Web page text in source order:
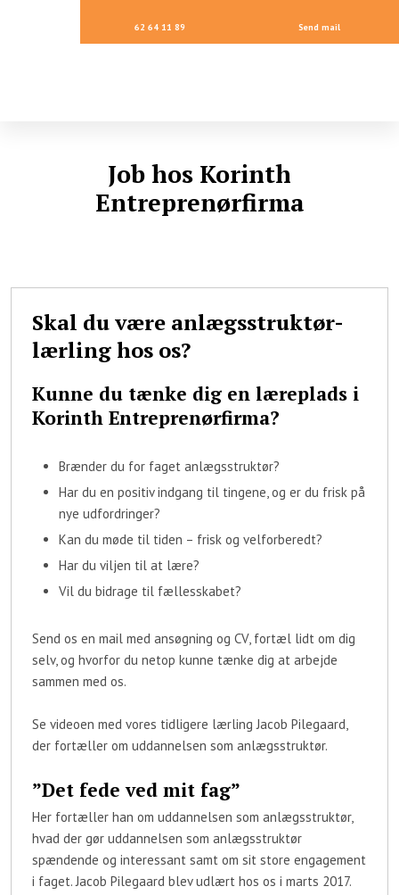
62 64 11 89 Send mail
Job hos Korinth
Entreprenørfirma
Skal du være anlægsstruktør-
lærling hos os?
​Kunne du tænke dig en læreplads i
Korinth Entreprenørfirma?
Brænder du for faget anlægsstruktør?
Har du en positiv indgang til tingene, og er du frisk på
nye udfordringer?
Kan du møde til tiden – frisk og velforberedt?
Har du viljen til at lære?
Vil du bidrage til fællesskabet?
Send os en mail med ansøgning og CV, fortæl lidt om dig
selv, og hvorfor du netop kunne tænke dig at arbejde
sammen med os.
Se videoen med vores tidligere lærling Jacob Pilegaard,
der fortæller om uddannelsen som anlægsstruktør.
”Det fede ved mit fag”
Her fortæller han om uddannelsen som anlægsstruktør,
hvad der gør uddannelsen som anlægsstruktør
spændende og interessant samt om sit store engagement
i faget. Jacob Pilegaard blev udlært hos os i marts 2017.​​